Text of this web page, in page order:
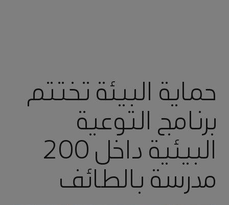
حماية البيئة تختتم
برنامج التوعية
البيئية داخل 200
مدرسة بالطائف